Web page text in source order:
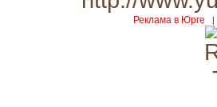
Реклама в Юрге